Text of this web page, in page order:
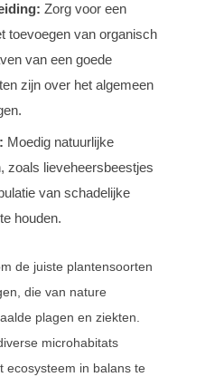
Zorg voor een
toevoegen van organisch
van een goede
zijn over het algemeen
Moedig natuurlijke
zoals lieveheersbeestjes
van schadelijke
houden.
de juiste plantensoorten
die van nature
plagen en ziekten.
microhabitats
ecosysteem in balans te